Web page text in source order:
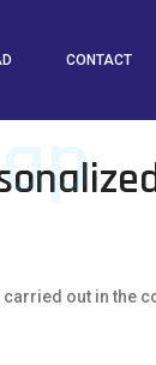
CONTACT
out in the